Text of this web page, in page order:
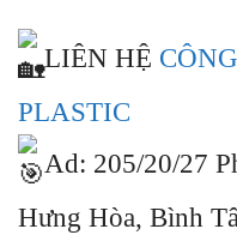
LIÊN HỆ
PLASTIC
Ad: 205/20/27
Hưng Hòa, Bình